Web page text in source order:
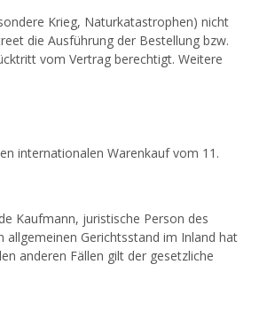
Krieg, Naturkatastrophen) nicht
die Ausführung der Bestellung bzw.
vom Vertrag berechtigt. Weitere
internationalen Warenkauf vom 11.
Kaufmann, juristische Person des
Gerichtsstand im Inland hat
anderen Fällen gilt der gesetzliche